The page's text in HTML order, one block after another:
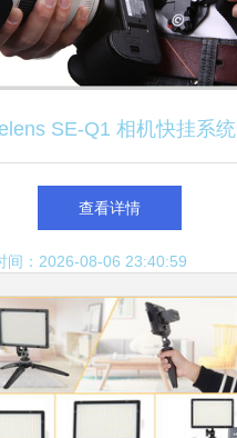
SE-Q1 相机快挂系统
效便捷的摄影配件解决方案
查看详情
间：2026-08-06 23:40:59